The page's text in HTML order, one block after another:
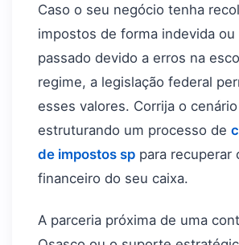
Caso o seu negócio tenha
impostos de forma indevida ou
passado devido a erros na
regime, a legislação federal
esses valores. Corrija o cenário
estruturando um processo de
de impostos sp para recuperar
financeiro do seu caixa.
A parceria próxima de uma